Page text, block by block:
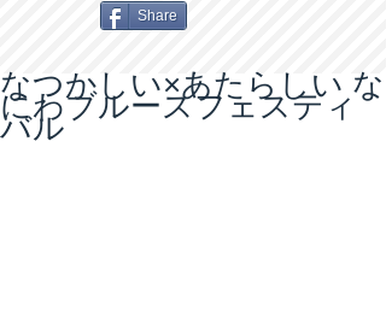
Share
なつかしい×あたらしい な
にわブルースフェスティ
バル